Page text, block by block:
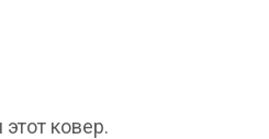
ковер.